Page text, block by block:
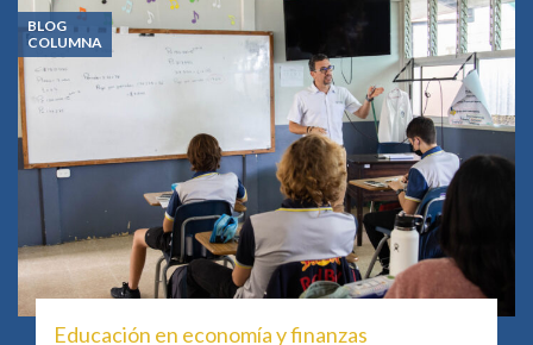
BLOG
COLUMNA
Educación en economía y finanzas